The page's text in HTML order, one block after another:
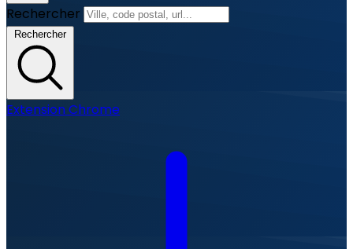
Rechercher
Rechercher
Extension Chrome